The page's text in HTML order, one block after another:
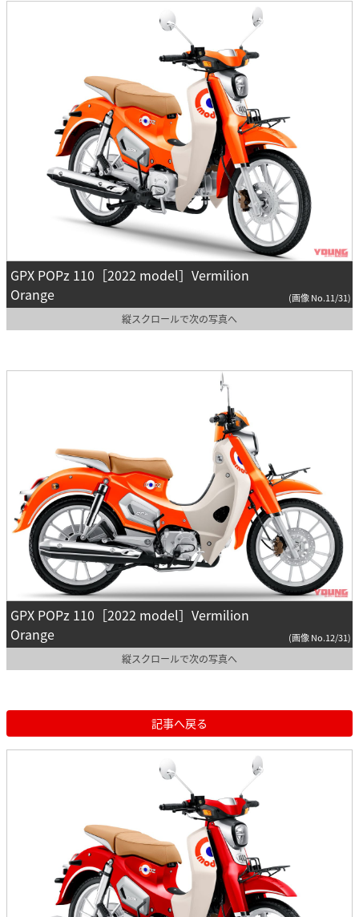
GPX POPz 110［2022 model］Vermilion
Orange
(画像 No.11/31)
縦スクロールで次の写真へ
GPX POPz 110［2022 model］Vermilion
Orange
(画像 No.12/31)
縦スクロールで次の写真へ
記事へ戻る